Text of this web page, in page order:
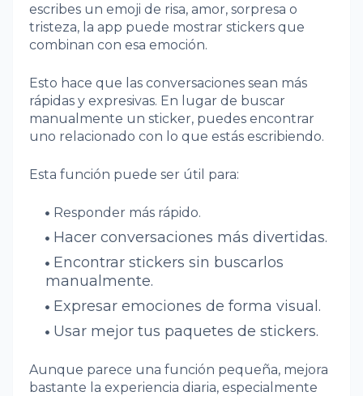
escribes un emoji de risa, amor, sorpresa o
tristeza, la app puede mostrar stickers que
combinan con esa emoción.
Esto hace que las conversaciones sean más
rápidas y expresivas. En lugar de buscar
manualmente un sticker, puedes encontrar
uno relacionado con lo que estás escribiendo.
Esta función puede ser útil para:
Responder más rápido.
Hacer conversaciones más divertidas.
Encontrar stickers sin buscarlos
manualmente.
Expresar emociones de forma visual.
Usar mejor tus paquetes de stickers.
Aunque parece una función pequeña, mejora
bastante la experiencia diaria, especialmente